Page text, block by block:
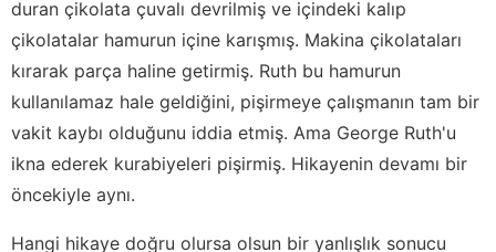
duran çikolata çuvalı devrilmiş ve içindeki kalıp
çikolatalar hamurun içine karışmış. Makina çikolataları
kırarak parça haline getirmiş. Ruth bu hamurun
kullanılamaz hale geldiğini, pişirmeye çalışmanın tam bir
vakit kaybı olduğunu iddia etmiş. Ama George Ruth'u
ikna ederek kurabiyeleri pişirmiş. Hikayenin devamı bir
öncekiyle aynı.
Hangi hikaye doğru olursa olsun bir yanlışlık sonucu